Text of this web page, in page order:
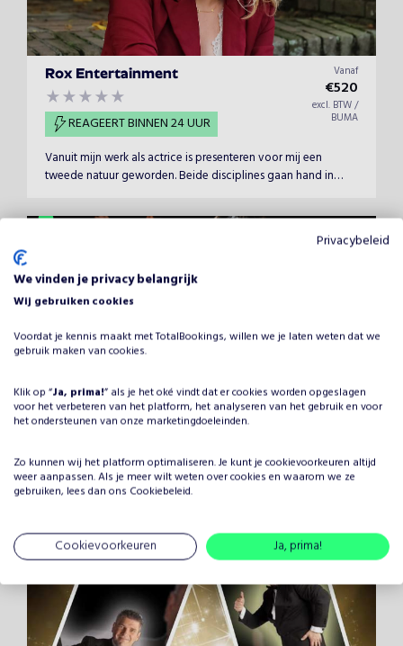
Rox Entertainment
REAGEERT BINNEN 24 UUR
Vanaf
€520
excl. BTW /
BUMA
Vanuit mijn werk als actrice is presenteren voor mij een
tweede natuur geworden. Beide disciplines gaan hand in
gevoel. Presentaties komen altijd vanuit vrolijke emoties en
Prof Drabb
REAGEERT BINNEN 24 UUR
Vanaf
BUMA
Handlezer ontrafelt verleden voor 80%!Hoe Professor Drabb
Privacybeleid
We vinden je privacy belangrijk
Wij gebruiken cookies
Voordat je kennis maakt met TotalBookings, willen we je laten weten dat we
gebruik maken van cookies.
Klik op “Ja, prima!” als je het oké vindt dat er cookies worden opgeslagen
voor het verbeteren van het platform, het analyseren van het gebruik en voor
het ondersteunen van onze marketingdoeleinden.
Zo kunnen wij het platform optimaliseren. Je kunt je cookievoorkeuren altijd
weer aanpassen. Als je meer wilt weten over cookies en waarom we ze
gebruiken, lees dan ons Cookiebeleid.
Cookievoorkeuren Ja, prima!